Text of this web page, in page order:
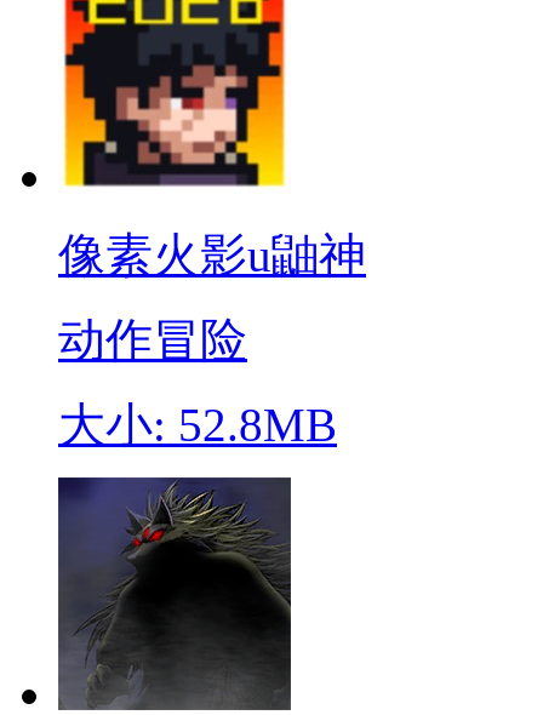
像素火影u鼬神
动作冒险
大小: 52.8MB